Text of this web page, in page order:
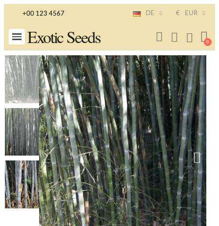
+00 123 4567 DE € EUR
Exotic Seeds